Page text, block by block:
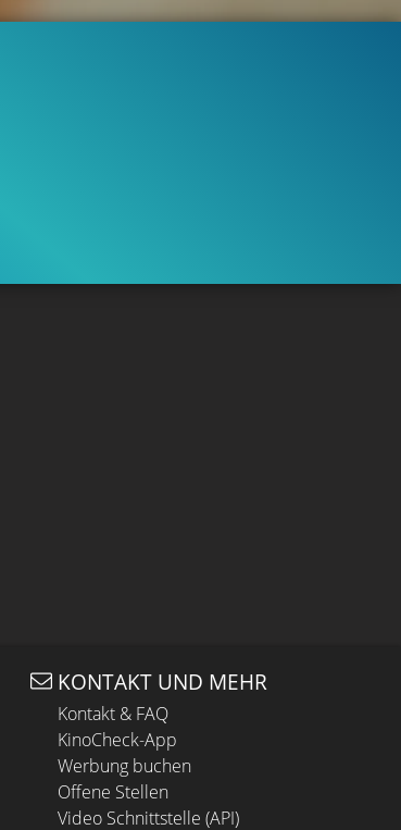
KONTAKT UND MEHR
Kontakt & FAQ
KinoCheck-App
Werbung buchen
Offene Stellen
Video Schnittstelle (API)